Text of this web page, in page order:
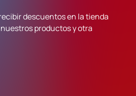
descuentos en la tienda
productos y otra